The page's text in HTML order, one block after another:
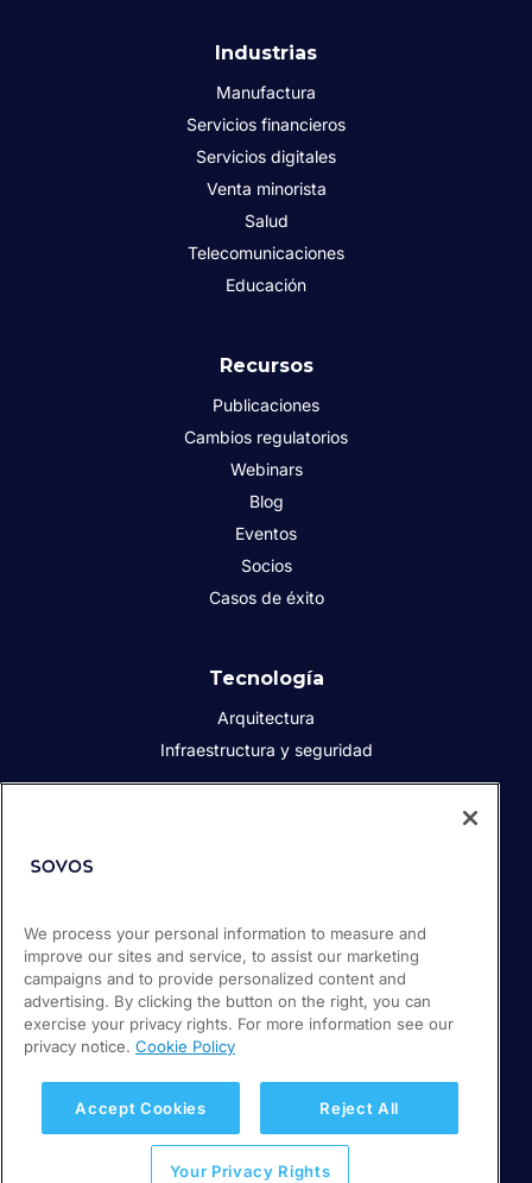
Industrias
Manufactura
Servicios financieros
Servicios digitales
Venta minorista
Salud
Telecomunicaciones
Educación
Recursos
Publicaciones
Cambios regulatorios
Webinars
Blog
Eventos
Socios
Casos de éxito
Tecnología
Arquitectura
Infraestructura y seguridad
Prensa
Empleos
Soporte / Portal de clientes
Política de privacidad
We process your personal information to measure and
improve our sites and service, to assist our marketing
campaigns and to provide personalized content and
advertising. By clicking the button on the right, you can
exercise your privacy rights. For more information see our
privacy notice. Cookie Policy
Accept Cookies Reject All
Your Privacy Rights